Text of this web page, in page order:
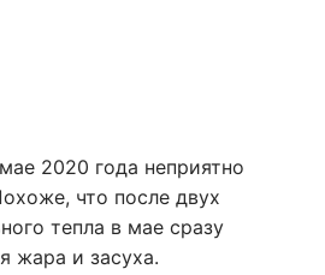
2020 года неприятно
что после двух
тепла в мае сразу
жара и засуха.